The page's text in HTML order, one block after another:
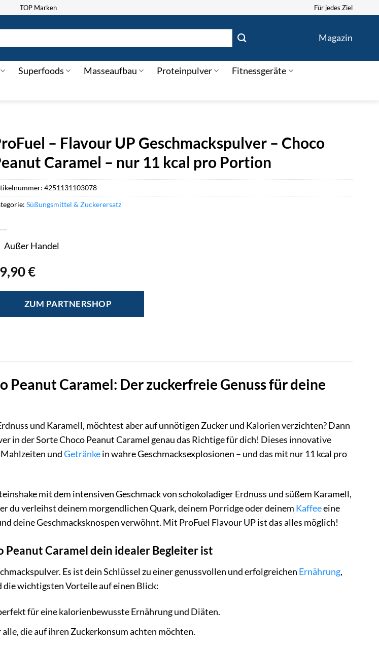
TOP Marken Für jedes Ziel
Magazin
Superfoods Masseaufbau Proteinpulver
Fitnessgeräte
– Flavour UP Geschmackspulver – Choco
Caramel – nur 11 kcal pro Portion
€
Außer Handel
ZUM PARTNERSHOP
4251131103078
Süßungsmittel & Zuckerersatz
Peanut Caramel: Der zuckerfreie Genuss für deine
und Karamell, möchtest aber auf unnötigen Zucker und Kalorien verzichten? Dann
in der Sorte Choco Peanut Caramel genau das Richtige für dich! Dieses innovative
undGetränkein wahre Geschmacksexplosionen – und das mit nur 11 kcal pro
mit dem intensiven Geschmack von schokoladiger Erdnuss und süßem Karamell,
du verleihst deinem morgendlichen Quark, deinem Porridge oder deinem Kaffeeeine
deine Geschmacksknospen verwöhnt. Mit ProFuel Flavour UP ist das alles möglich!
Peanut Caramel dein idealer Begleiter ist
Es ist dein Schlüssel zu einer genussvollen und erfolgreichen Ernährung,
wichtigsten Vorteile auf einen Blick:
für eine kalorienbewusste Ernährung und Diäten.
die auf ihren Zuckerkonsum achten möchten.